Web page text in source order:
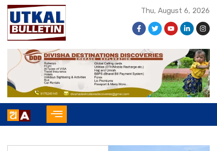
Thu, August 6, 2026